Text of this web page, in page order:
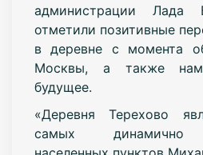
администрации Лада
отметили позитивные
в деревне с момента
Москвы, а также
будущее.
«Деревня Терехово
самых динамично